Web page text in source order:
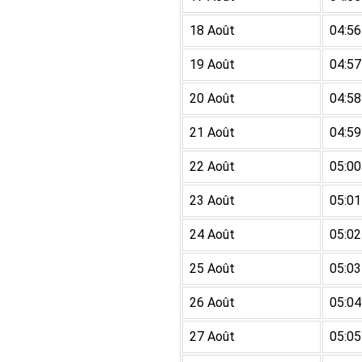
18 Août 04:56
19 Août 04:57
20 Août 04:58
21 Août 04:59
22 Août 05:00
23 Août 05:01
24 Août 05:02
25 Août 05:03
26 Août 05:04
27 Août 05:05